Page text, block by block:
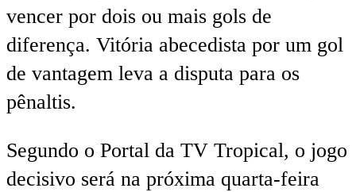
vencer por dois ou mais gols de
diferença. Vitória abecedista por um gol
de vantagem leva a disputa para os
pênaltis.
Segundo o Portal da TV Tropical, o jogo
decisivo será na próxima quarta-feira